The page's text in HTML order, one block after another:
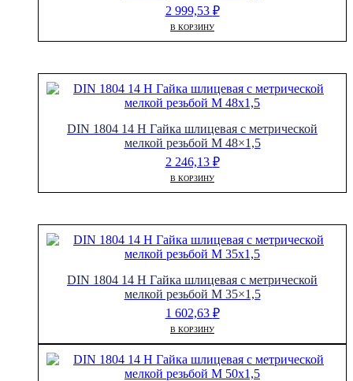
2 999,53 ₽
В КОРЗИНУ
DIN 1804 14 H Гайка шлицевая с метрической
мелкой резьбой M 48×1,5
2 246,13 ₽
В КОРЗИНУ
DIN 1804 14 H Гайка шлицевая с метрической
мелкой резьбой M 35×1,5
1 602,63 ₽
В КОРЗИНУ